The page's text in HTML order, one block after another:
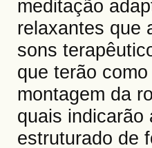
meditação
relaxantes que
sons
que terão
montagem da
quais indicarão
estruturado de